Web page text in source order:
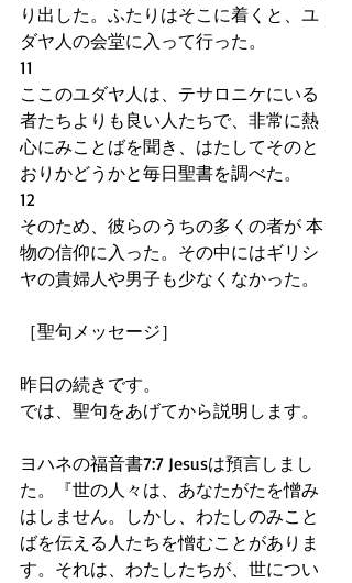
り出した。ふたりはそこに着くと、ユ
ダヤ人の会堂に入って行った。
11
ここのユダヤ人は、テサロニケにいる
者たちよりも良い人たちで、非常に熱
心にみことばを聞き、はたしてそのと
おりかどうかと毎日聖書を調べた。
12
そのため、彼らのうちの多くの者が 本
物の信仰に入った。その中にはギリシ
ヤの貴婦人や男子も少なくなかった。
［聖句メッセージ］
昨日の続きです。
では、聖句をあげてから説明します。
ヨハネの福音書7:7 Jesusは預言しまし
た。『世の人々は、あなたがたを憎み
はしません。しかし、わたしのみこと
ばを伝える人たちを憎むことがありま
す。それは、わたしたちが、世につい